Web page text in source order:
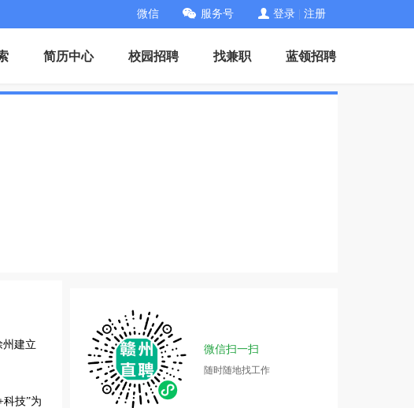
微信 服务号 登录 注册
简历中心 校园招聘 找兼职 蓝领招聘
州建立 微信扫一扫
随时随地找工作